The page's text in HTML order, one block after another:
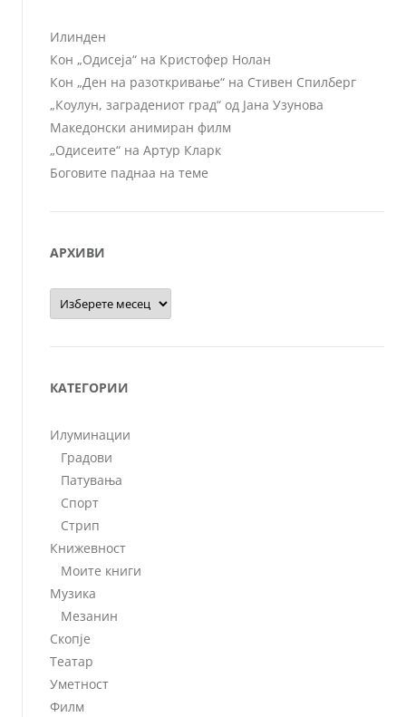
Илинден
Кон „Одисеја“ на Кристофер Нолан
Кон „Ден на разоткривање“ на Стивен Спилберг
„Коулун, заградениот град“ од Јана Узунова
Македонски анимиран филм
„Одисеите“ на Артур Кларк
Боговите паднаа на теме
АРХИВИ
Архиви
КАТЕГОРИИ
Илуминации
Градови
Патувања
Спорт
Стрип
Книжевност
Моите книги
Музика
Мезанин
Скопје
Театар
Уметност
Филм